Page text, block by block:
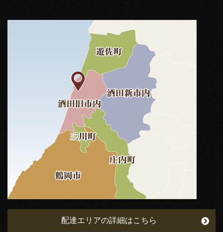
配達エリアの詳細はこちら